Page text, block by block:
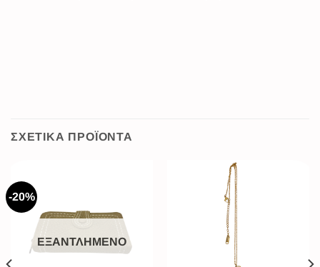
ΣΧΕΤΙΚΆ ΠΡΟΪΌΝΤΑ
-20%
ΕΞΑΝΤΛΗΜΈΝΟ